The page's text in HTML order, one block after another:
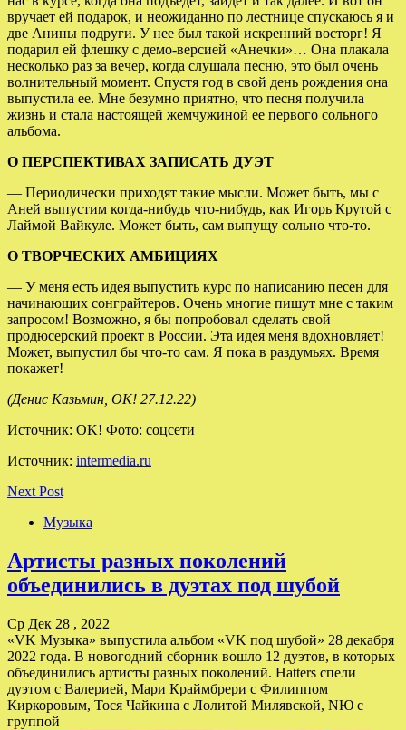
вручает ей подарок, и неожиданно по лестнице спускаюсь я и
две Анины подруги. У нее был такой искренний восторг! Я
подарил ей флешку с демо-версией «Анечки»… Она плакала
несколько раз за вечер, когда слушала песню, это был очень
волнительный момент. Спустя год в свой день рождения она
выпустила ее. Мне безумно приятно, что песня получила
жизнь и стала настоящей жемчужиной ее первого сольного
альбома.
О ПЕРСПЕКТИВАХ ЗАПИСАТЬ ДУЭТ
— Периодически приходят такие мысли. Может быть, мы с
Аней выпустим когда-нибудь что-нибудь, как Игорь Крутой с
Лаймой Вайкуле. Может быть, сам выпущу сольно что-то.
О ТВОРЧЕСКИХ АМБИЦИЯХ
— У меня есть идея выпустить курс по написанию песен для
начинающих сонграйтеров. Очень многие пишут мне с таким
запросом! Возможно, я бы попробовал сделать свой
продюсерский проект в России. Эта идея меня вдохновляет!
Может, выпустил бы что-то сам. Я пока в раздумьях. Время
покажет!
(Денис Казьмин, ОК! 27.12.22)
Источник: OK! Фото: соцсети
Источник: intermedia.ru
Next Post
Музыка
Артисты разных поколений
объединились в дуэтах под шубой
Ср Дек 28 , 2022
«VK Музыка» выпустила альбом «VK под шубой» 28 декабря
2022 года. В новогодний сборник вошло 12 дуэтов, в которых
объединились артисты разных поколений. Hatters спели
дуэтом с Валерией, Мари Краймбрери с Филиппом
Киркоровым, Тося Чайкина с Лолитой Милявской, NЮ с
группой